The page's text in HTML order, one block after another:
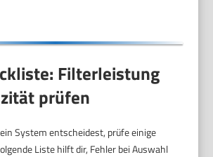
Filterleistung
prüfen
System entscheidest, prüfe einige
Liste hilft dir, Fehler bei Auswahl